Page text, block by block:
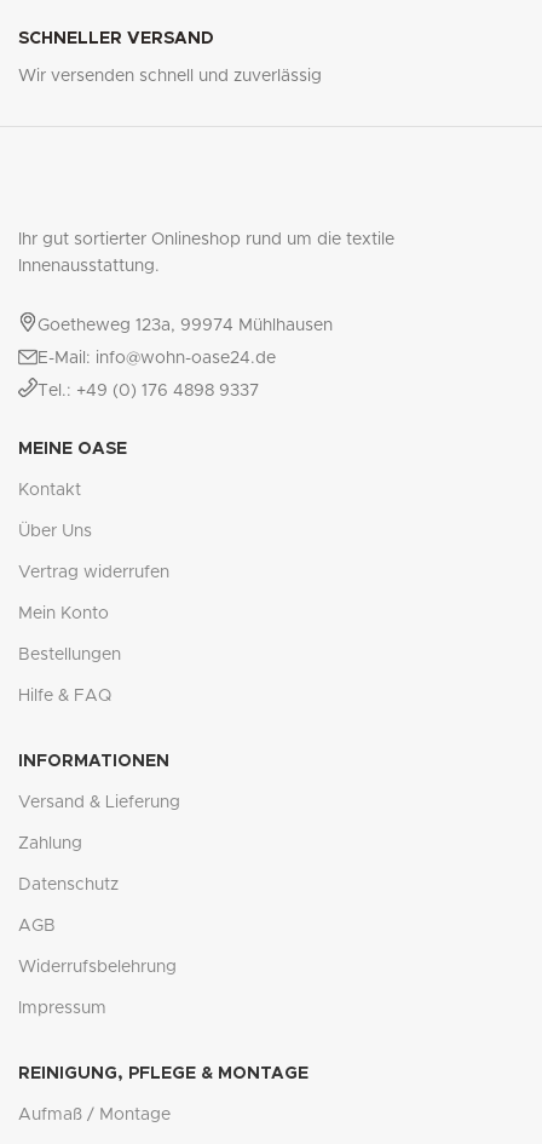
SCHNELLER VERSAND
Wir versenden schnell und zuverlässig
Ihr gut sortierter Onlineshop rund um die textile
Innenausstattung.
Goetheweg 123a, 99974 Mühlhausen
E-Mail: info@wohn-oase24.de
Tel.: +49 (0) 176 4898 9337
MEINE OASE
Kontakt
Über Uns
Vertrag widerrufen
Mein Konto
Bestellungen
Hilfe & FAQ
INFORMATIONEN
Versand & Lieferung
Zahlung
Datenschutz
AGB
Widerrufsbelehrung
Impressum
REINIGUNG, PFLEGE & MONTAGE
Aufmaß / Montage